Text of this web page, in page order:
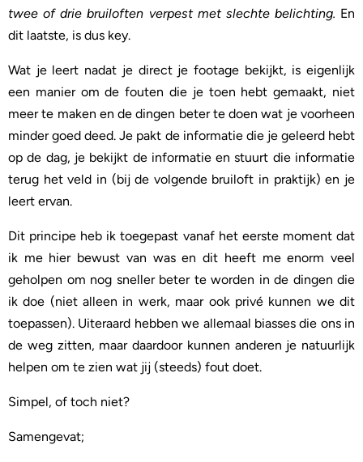
twee of drie bruiloften verpest met slechte belichting. En
dit laatste, is dus key.
Wat je leert nadat je direct je footage bekijkt, is eigenlijk
een manier om de fouten die je toen hebt gemaakt, niet
meer te maken en de dingen beter te doen wat je voorheen
minder goed deed. Je pakt de informatie die je geleerd hebt
op de dag, je bekijkt de informatie en stuurt die informatie
terug het veld in (bij de volgende bruiloft in praktijk) en je
leert ervan.
Dit principe heb ik toegepast vanaf het eerste moment dat
ik me hier bewust van was en dit heeft me enorm veel
geholpen om nog sneller beter te worden in de dingen die
ik doe (niet alleen in werk, maar ook privé kunnen we dit
toepassen). Uiteraard hebben we allemaal biasses die ons in
de weg zitten, maar daardoor kunnen anderen je natuurlijk
helpen om te zien wat jij (steeds) fout doet.
Simpel, of toch niet?
Samengevat;